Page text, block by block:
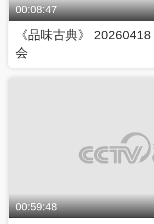
00:08:47
《品味古典》
会
00:59:48